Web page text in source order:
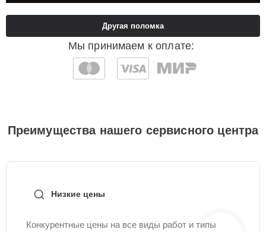
Мы принимаем к оплате:
Другая поломка
Преимущества нашего сервисного центра
Низкие цены
Конкурентные цены на все виды работ и типы